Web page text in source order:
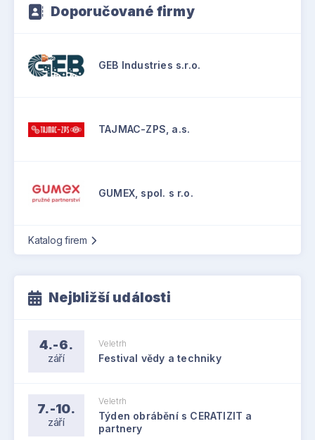
Doporučované firmy
GEB Industries s.r.o.
TAJMAC-ZPS, a.s.
GUMEX, spol. s r.o.
Katalog firem
Nejbližší události
4.-6.
září
Veletrh
Festival vědy a techniky
7.-10.
září
Veletrh
Týden obrábění s CERATIZIT a
partnery